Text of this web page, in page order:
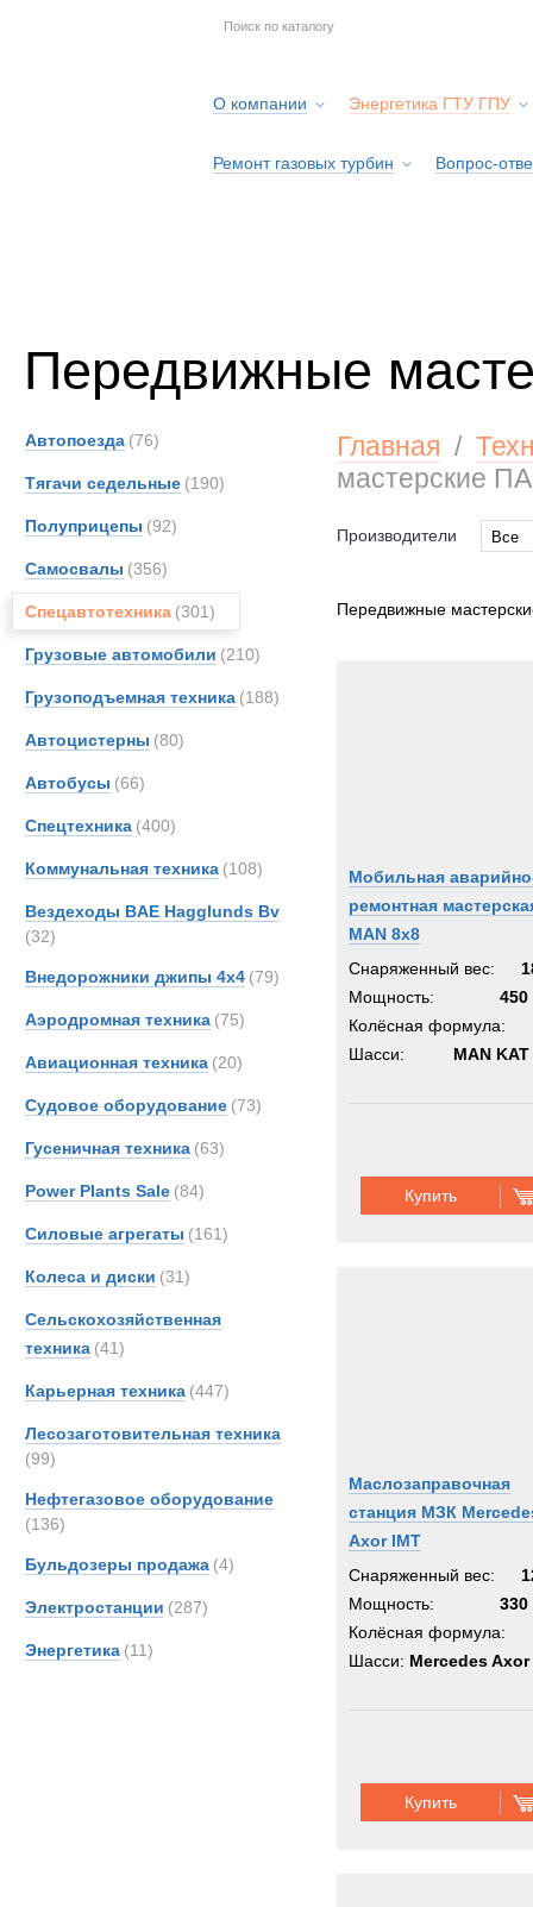
О компании Энергетика ГТУ ГПУ
Ремонт газовых турбин Вопрос-
Передвижные
Автопоезда (76)
Тягачи седельные (190)
Полуприцепы (92)
Самосвалы (356)
Спецавтотехника (301)
Грузовые автомобили (210)
Грузоподъемная техника (188)
Автоцистерны (80)
Автобусы (66)
Спецтехника (400)
Коммунальная техника (108)
Вездеходы BAE Hagglunds Bv
(32)
Внедорожники джипы 4х4 (79)
Аэродромная техника (75)
Авиационная техника (20)
Судовое оборудование (73)
Гусеничная техника (63)
Power Plants Sale (84)
Силовые агрегаты (161)
Колеса и диски (31)
Сельскохозяйственная
техника (41)
Карьерная техника (447)
Лесозаготовительная техника
(99)
Нефтегазовое оборудование
(136)
Бульдозеры продажа (4)
Электростанции (287)
Энергетика (11)
Главная /
мастерские
Производители
Все
MCE
UBRE
Передвижные
Мобильная
ремонтная
MAN 8x8
Снаряженный вес:
Мощность:
450
Колёсная формула:
Шасси:
MAN
Купить
Маслозаправочная
станция МЗК
Axor IMT
Снаряженный вес:
Мощность:
330
Колёсная формула:
Шасси: Mercedes Axor
Купить